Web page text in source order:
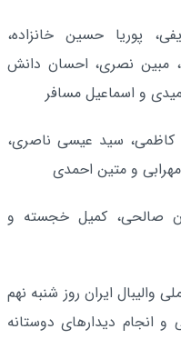
پوریا حسین خانزاده،
مبین نصری، احسان دانش
و اسماعیل مسافر
کاظمی، سید عیسی ناصری،
مهرابی و متین احمدی
صالحی، کمیل خجسته و
والیبال ایران روز شنبه نهم
و انجام دیدارهای دوستانه